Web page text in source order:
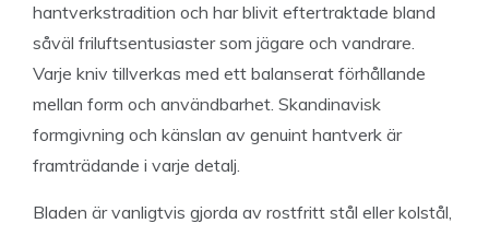
hantverkstradition och har blivit eftertraktade bland
såväl friluftsentusiaster som jägare och vandrare.
Varje kniv tillverkas med ett balanserat förhållande
mellan form och användbarhet. Skandinavisk
formgivning och känslan av genuint hantverk är
framträdande i varje detalj.
Bladen är vanligtvis gjorda av rostfritt stål eller kolstål,